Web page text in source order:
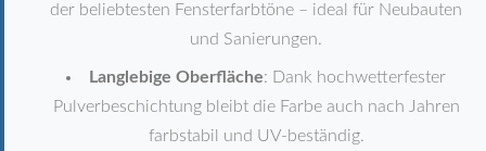
der beliebtesten Fensterfarbtöne – ideal für Neubauten
und Sanierungen.
Langlebige Oberfläche: Dank hochwetterfester
Pulverbeschichtung bleibt die Farbe auch nach Jahren
farbstabil und UV-beständig.